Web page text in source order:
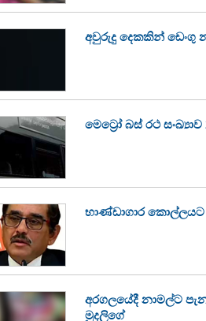
අවුරුදු දෙකකින්
මෙට්‍රෝ බස් රථ
භාණ්ඩාගාර කොල්ලයට
අරගලයේදී නාමල්ට
මුදලිගේ